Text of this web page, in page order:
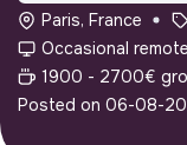
Paris, France
Occasional
1900 - 2700€
Posted on 06-08-